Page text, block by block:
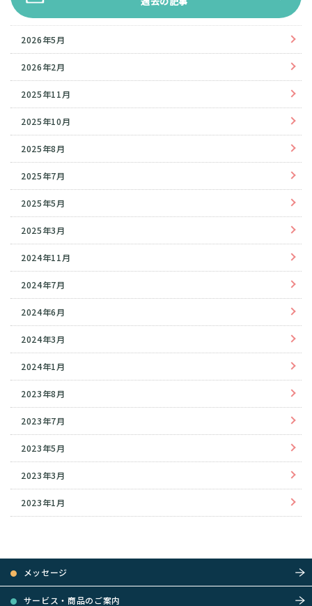
2026年5月
2026年2月
2025年11月
2025年10月
2025年8月
2025年7月
2025年5月
2025年3月
2024年11月
2024年7月
2024年6月
2024年3月
2024年1月
2023年8月
2023年7月
2023年5月
2023年3月
2023年1月
メッセージ
サービス・商品のご案内